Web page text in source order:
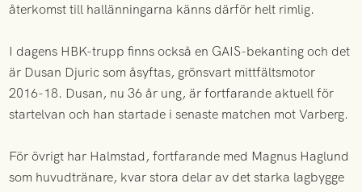
återkomst till hallänningarna känns därför helt rimlig.
I dagens HBK-trupp finns också en GAIS-bekanting och det
är Dusan Djuric som åsyftas, grönsvart mittfältsmotor
2016-18. Dusan, nu 36 år ung, är fortfarande aktuell för
startelvan och han startade i senaste matchen mot Varberg.
För övrigt har Halmstad, fortfarande med Magnus Haglund
som huvudtränare, kvar stora delar av det starka lagbygge